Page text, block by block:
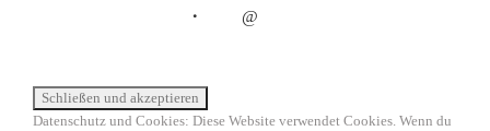
・ @
Datenschutz und Cookies: Diese Website verwendet Cookies. Wenn du